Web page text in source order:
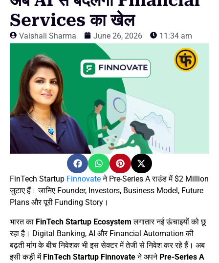
Services का खेल
Vaishali Sharma June 26, 2026 11:34 am
FinTech Startup Finnovateने Pre-Series A राउंड में $2 Million
जुटाए हैं। जानिए Founder, Investors, Business Model, Future
Plans और पूरी Funding Story।
भारत का FinTech Startup Ecosystem लगातार नई ऊंचाइयों को छू
रहा है। Digital Banking, AI और Financial Automation की
बढ़ती मांग के बीच निवेशक भी इस सेक्टर में तेजी से निवेश कर रहे हैं। अब
इसी कड़ी में FinTech Startup Finnovateने अपने Pre-Series A